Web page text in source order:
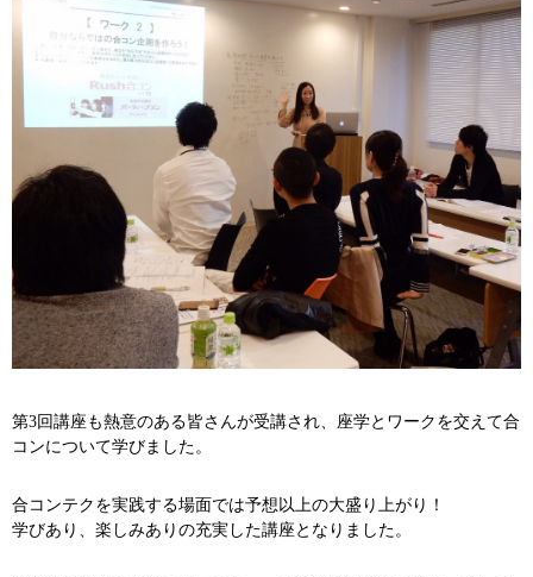
第3回講座も熱意のある皆さんが受講され、座学とワークを交えて合
コンについて学びました。
合コンテクを実践する場面では予想以上の大盛り上がり！
学びあり、楽しみありの充実した講座となりました。